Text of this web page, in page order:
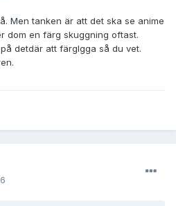
Men tanken är att det ska se anime
dom en färg skuggning oftast.
detdär att färglgga så du vet.